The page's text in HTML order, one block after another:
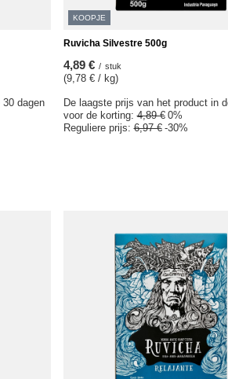
dagen
KOOPJE
Ruvicha Silvestre 500g
4,89 € / stuk
(9,78 € / kg)
De laagste prijs van het product in
voor de korting:4,89 € 0%
Reguliere prijs:6,97 € -30%